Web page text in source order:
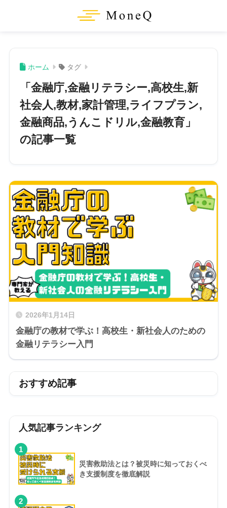
ホーム タグ
「金融庁,金融リテラシー,高校生,新
社会人,教材,家計管理,ライフプラン,
金融商品,うんこドリル,金融教育」
の記事一覧
2026年1月14日
金融庁の教材で学ぶ！高校生・新社会人のための
金融リテラシー入門
おすすめ記事
人気記事ランキング
1
災害救助法とは？被災時に知っておくべ
き支援制度を徹底解説
2